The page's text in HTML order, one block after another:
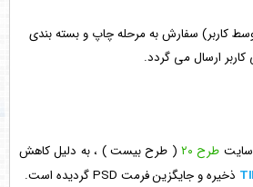
کاربر) سفارش به مرحله چاپ و بسته بندی
ارسال می گردد.
طرح ۲۰
( طرح بیست ) ، به دلیل کاهش
ذخیره و جایگزین فرمت PSD گردیده است.